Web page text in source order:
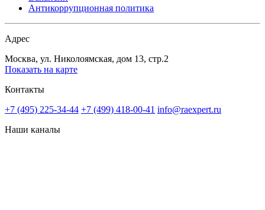
Антикоррупционная политика
Адрес
Москва, ул. Николоямская, дом 13, стр.2
Показать на карте
Контакты
+7 (495) 225-34-44 +7 (499) 418-00-41 info@raexpert.ru
Наши каналы